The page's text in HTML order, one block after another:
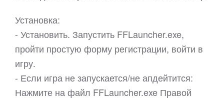
Установка:
- Установить. Запустить FFLauncher.exe,
пройти простую форму регистрации, войти в
игру.
- Если игра не запускается/не апдейтится:
Нажмите на файл FFLauncher.exe Правой